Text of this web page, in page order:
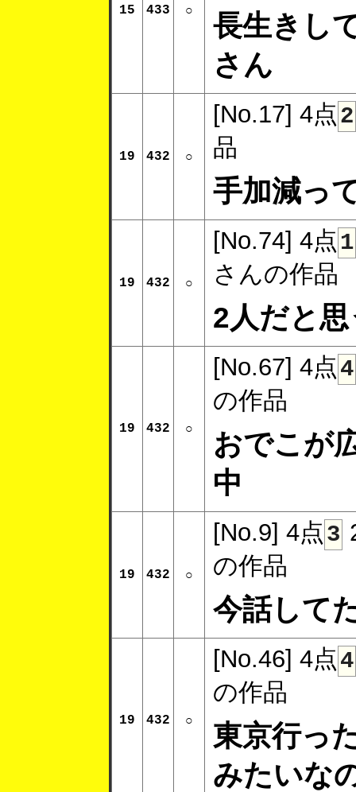
15 433 ○
長生きし
さん
19 432 ○
[No.17] 4点 2
品
手加減っ
19 432 ○
[No.74] 4点 1
さんの作品
2人だと
19 432 ○
[No.67] 4点 4
の作品
おでこが
中
19 432 ○
[No.9] 4点 3
の作品
今話して
19 432 ○
[No.46] 4点 4
の作品
東京行っ
みたいな